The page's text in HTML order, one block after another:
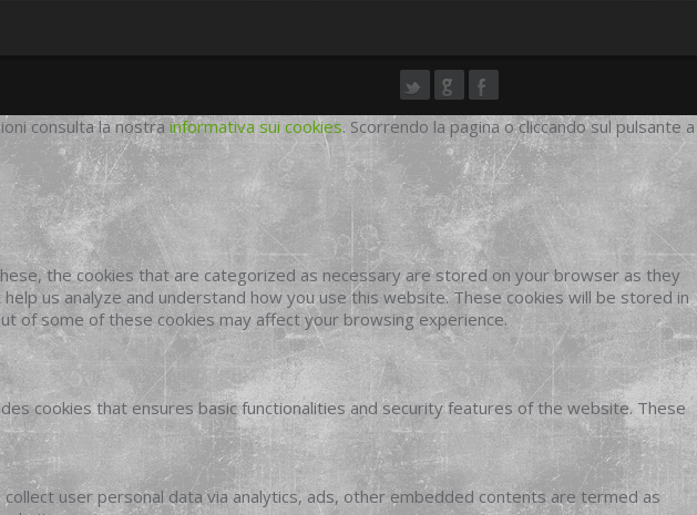
consulta la nostra informativa sui cookies. Scorrendo la pagina o cliccando sul pulsante a
the cookies that are categorized as necessary are stored on your browser as they
us analyze and understand how you use this website. These cookies will be stored in
of some of these cookies may affect your browsing experience.
cookies that ensures basic functionalities and security features of the website. These
user personal data via analytics, ads, other embedded contents are termed as